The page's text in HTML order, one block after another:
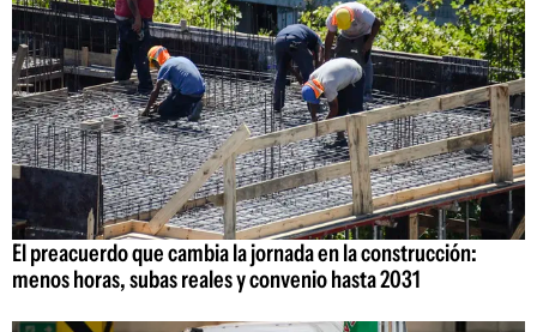
El preacuerdo que cambia la jornada en la construcción:
menos horas, subas reales y convenio hasta 2031